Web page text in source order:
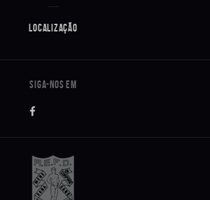
Localização